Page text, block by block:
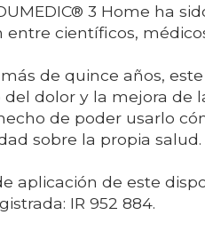
3 Home ha
entre científicos,
de quince años,
del dolor y la mejora de
de poder usarlo
sobre la propia salud.
aplicación de este
IR 952 884.